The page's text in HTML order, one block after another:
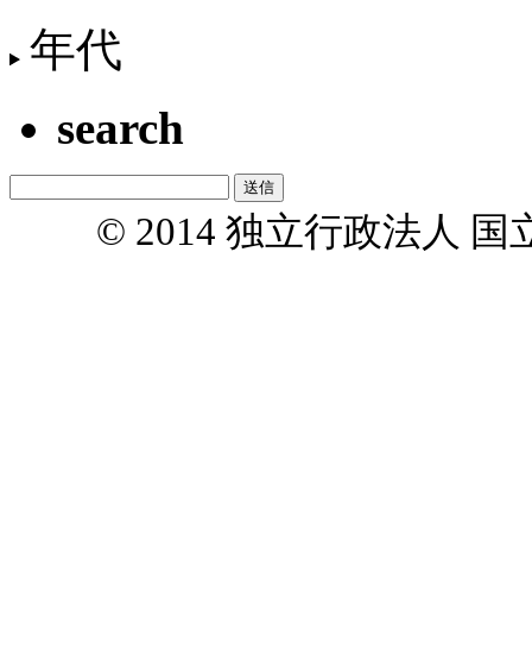
年代
search
© 2014 独立行政法人 国